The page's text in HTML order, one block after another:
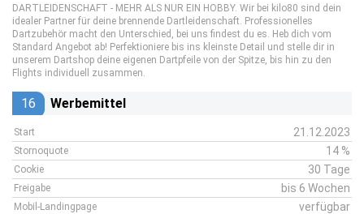
DARTLEIDENSCHAFT - MEHR ALS NUR EIN HOBBY. Wir bei kilo80 sind dein
idealer Partner für deine brennende Dartleidenschaft. Professionelles
Dartzubehör macht den Unterschied, bei uns findest du es. Heb dich vom
Standard Angebot ab! Perfektioniere bis ins kleinste Detail und stelle dir in
unserem Dartshop deine eigenen Dartpfeile von der Spitze, bis hin zu den
Flights individuell zusammen.
16 Werbemittel
Start 21.12.2023
Stornoquote 14 %
Cookie 30 Tage
Freigabe bis 6 Wochen
Mobil-Landingpage verfügbar